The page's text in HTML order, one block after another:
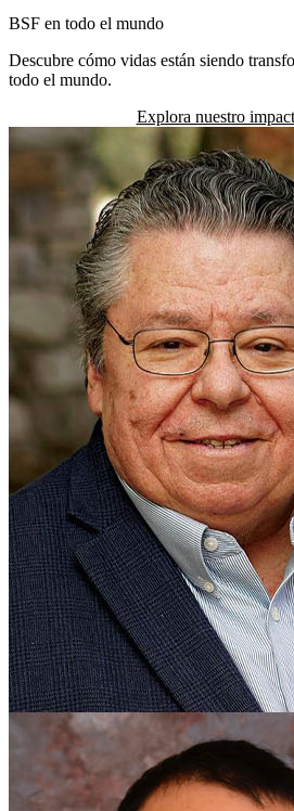
BSF en todo el mundo
Descubre cómo vidas están siendo
todo el mundo.
Explora nuestro